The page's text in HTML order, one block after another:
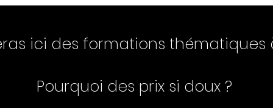
ici des formations thématiques
Pourquoi des prix si doux ?